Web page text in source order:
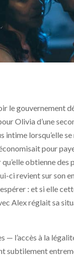
le gouvernement
Olivia d’une
intime lorsqu’elle
pour
qu’elle obtienne des
ci revient sur son
: et si elle
Alex réglait sa
— l’accès à la
subtilement